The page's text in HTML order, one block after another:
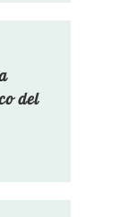
del